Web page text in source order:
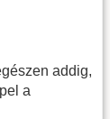
addig,
a